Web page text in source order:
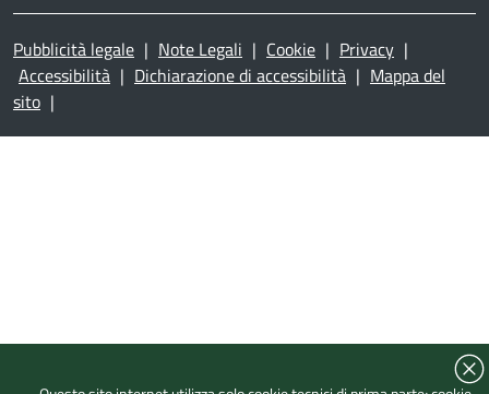
Pubblicità legale | Note Legali | Cookie | Privacy |
Accessibilità | Dichiarazione di accessibilità | Mappa del
sito |